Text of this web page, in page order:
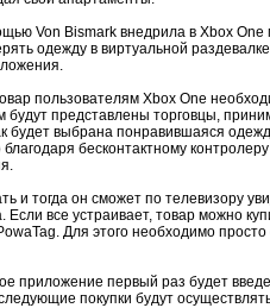
Von Bismark внедрила в Xbox
одежду в виртуальной
пользователям Xbox One
будут представлены торговцы,
будет выбрана понравившаяся
бесконтактному
и тогда он сможет по телевизору
Если все устраивает, товар можно
Для этого необходимо просто
приложение первый раз будет
покупки будут